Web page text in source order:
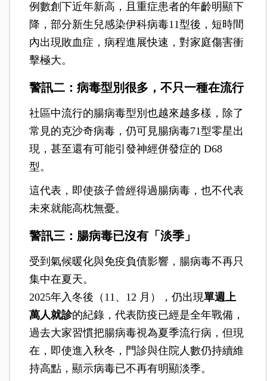
例數創下近年新高，且重症患者的年齡明顯下
降，部分新生兒感染伊科病毒11型後，短時間
內出現敗血症，病程進展快速，對家庭傷害衝
擊極大。
警訊二：病毒型別很多，不只一種在流行
社區中流行的腸病毒型別也越來越多樣，除了
常見的克沙奇病毒，仍可見腸病毒71型零星出
現，甚至還有可能引發神經併發症的 D68
型。
這代表，即使孩子曾經得過腸病毒，也不代表
未來就能高枕無憂。
警訊三：腸病毒已沒有「淡季」
受到氣候暖化與免疫負債影響，腸病毒不再只
集中在夏天。
2025年入冬後（11、12 月），仍出現單週上
萬人就診的紀錄，代表防疫已經是全年戰備，
過去大家習慣把腸病毒視為夏季流行病，但現
在，即使進入秋冬，門診與住院人數仍持續維
持高點，顯示病毒已不再有明顯淡季。